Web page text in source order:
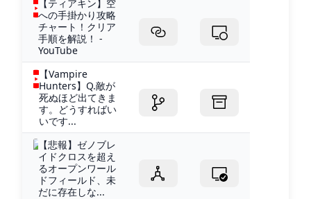
【ティアキン】空
への手掛かり攻略
チャート！クリア
手順を解説！ -
YouTube
【Vampire
Hunters】Q.敵が
死ぬほど出てきま
す。どうすればい
いです...
【悲報】ゼノブレ
イドクロスを超え
るオープンワール
ドフィールド、未
だに存在しな...